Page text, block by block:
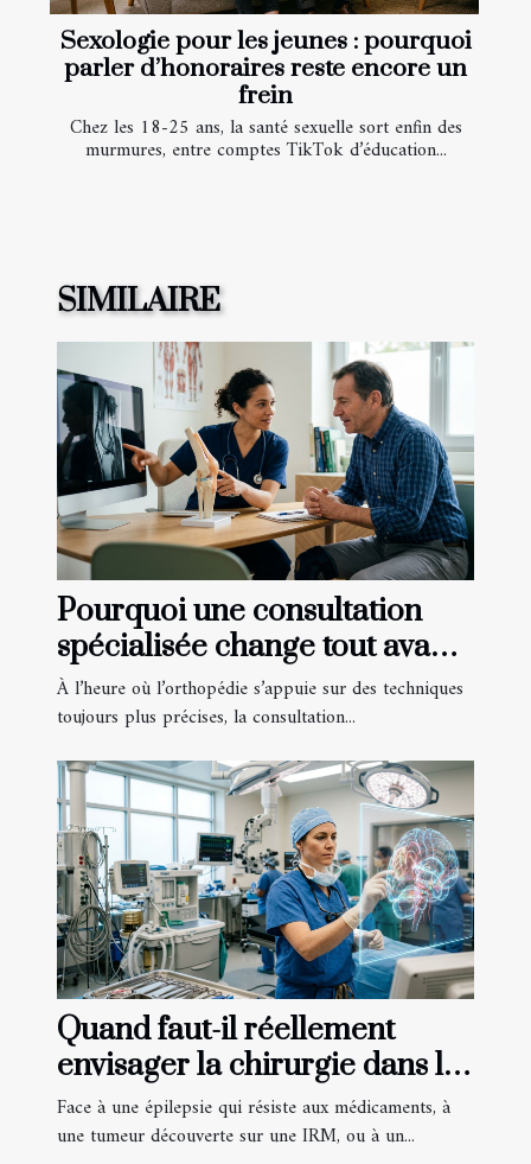
Sexologie pour les jeunes : pourquoi
parler d’honoraires reste encore un
frein
Chez les 18-25 ans, la santé sexuelle sort enfin des
murmures, entre comptes TikTok d’éducation...
SIMILAIRE
Pourquoi une consultation
spécialisée change tout avant
une opération orthopédique
À l’heure où l’orthopédie s’appuie sur des techniques
toujours plus précises, la consultation...
Quand faut-il réellement
envisager la chirurgie dans les
pathologies du cerveau ?
Face à une épilepsie qui résiste aux médicaments, à
une tumeur découverte sur une IRM, ou à un...